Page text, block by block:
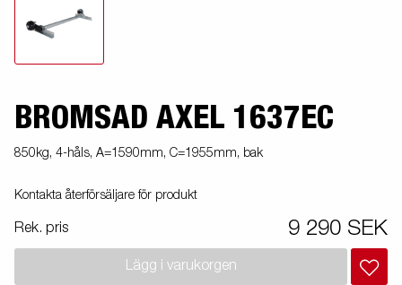
BROMSAD AXEL 1637EC
850kg, 4-håls, A=1590mm, C=1955mm, bak
Kontakta återförsäljare för produkt
Rek. pris 9 290 SEK
Lägg i varukorgen